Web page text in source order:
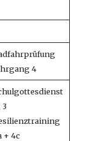
4
3
+ 4c